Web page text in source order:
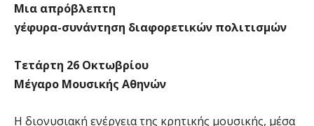
Μια απρόβλεπτη
γέφυρα-συνάντηση διαφορετικών πολιτισμών
Τετάρτη 26 Οκτωβρίου
Μέγαρο Μουσικής Αθηνών
Η διονυσιακή ενέργεια της κρητικής μουσικής, μέσα